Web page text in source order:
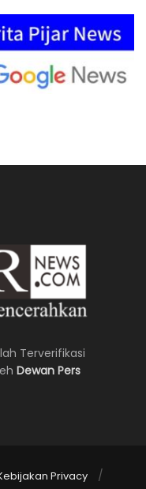
Terverifikasi
Dewan Pers
Privacy